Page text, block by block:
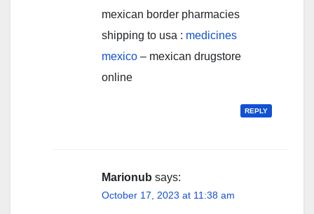
mexican border pharmacies
shipping to usa : medicines
mexico – mexican drugstore
online
REPLY
Marionub says:
October 17, 2023 at 11:38 am